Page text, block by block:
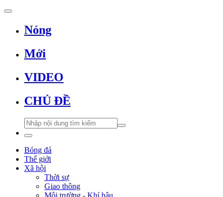
Nóng
Mới
VIDEO
CHỦ ĐỀ
Bóng đá
Thế giới
Xã hội
Thời sự
Giao thông
Môi trường - Khí hậu